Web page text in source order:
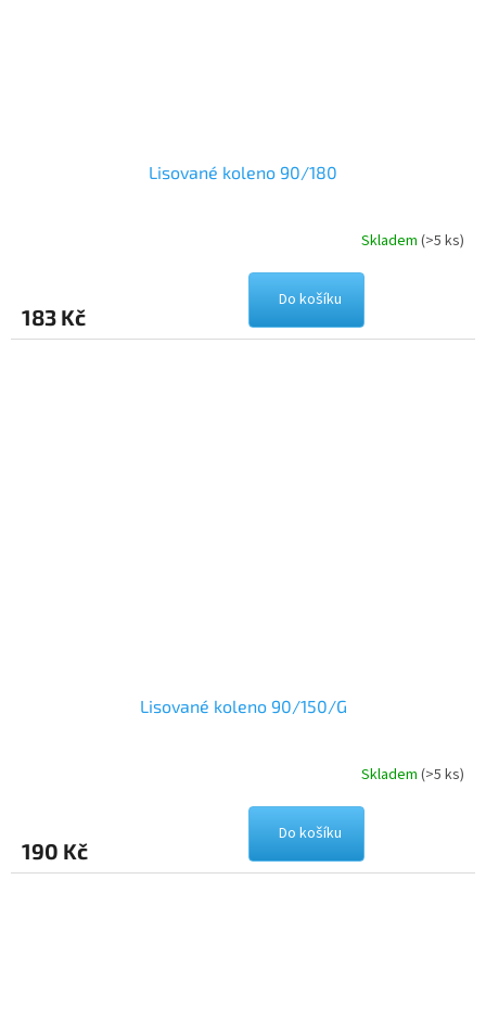
Lisované koleno 90/180
Skladem (>5 ks)
183 Kč
Do košíku
Lisované koleno 90/150/G
Skladem (>5 ks)
190 Kč
Do košíku